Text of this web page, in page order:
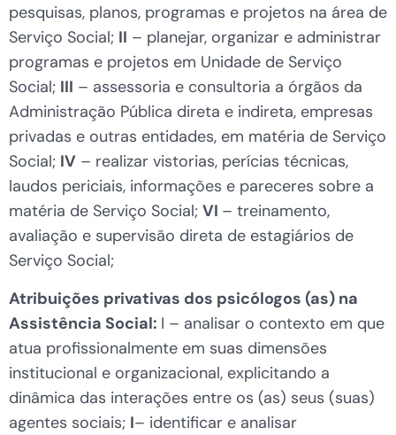
pesquisas, planos, programas e projetos na área de
Serviço Social; II – planejar, organizar e administrar
programas e projetos em Unidade de Serviço
Social; III – assessoria e consultoria a órgãos da
Administração Pública direta e indireta, empresas
privadas e outras entidades, em matéria de Serviço
Social; IV – realizar vistorias, perícias técnicas,
laudos periciais, informações e pareceres sobre a
matéria de Serviço Social; VI – treinamento,
avaliação e supervisão direta de estagiários de
Serviço Social;
Atribuições privativas dos psicólogos (as) na
Assistência Social: I – analisar o contexto em que
atua profissionalmente em suas dimensões
institucional e organizacional, explicitando a
dinâmica das interações entre os (as) seus (suas)
agentes sociais; I– identificar e analisar